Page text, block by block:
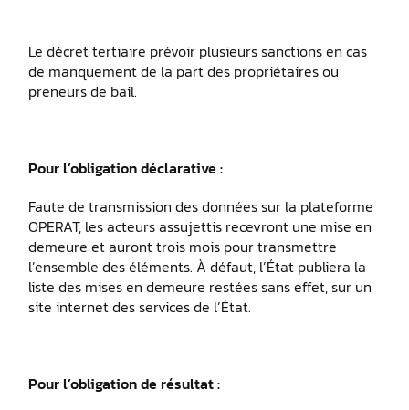
Le décret tertiaire prévoir plusieurs sanctions en cas
de manquement de la part des propriétaires ou
preneurs de bail.
Pour l’obligation déclarative :
Faute de transmission des données sur la plateforme
OPERAT, les acteurs assujettis recevront une mise en
demeure et auront trois mois pour transmettre
l’ensemble des éléments. À défaut, l’État publiera la
liste des mises en demeure restées sans effet, sur un
site internet des services de l’État.
Pour l’obligation de résultat :